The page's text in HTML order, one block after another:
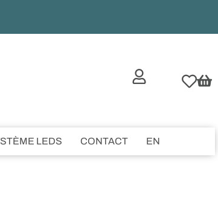
LEDS CONTACT EN